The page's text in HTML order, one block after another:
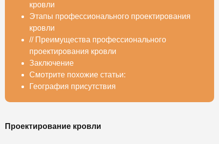
кровли
Этапы профессионального проектирования
кровли
// Преимущества профессионального
проектирования кровли
Заключение
Смотрите похожие статьи:
География присутствия
Проектирование кровли